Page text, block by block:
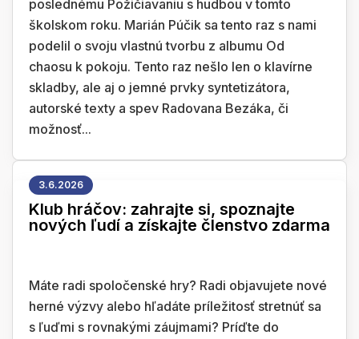
poslednému Požičiavaniu s hudbou v tomto
školskom roku. Marián Púčik sa tento raz s nami
podelil o svoju vlastnú tvorbu z albumu Od
chaosu k pokoju. Tento raz nešlo len o klavírne
skladby, ale aj o jemné prvky syntetizátora,
autorské texty a spev Radovana Bezáka, či
možnosť...
3.6.2026
Klub hráčov: zahrajte si, spoznajte
nových ľudí a získajte členstvo zdarma
Máte radi spoločenské hry? Radi objavujete nové
herné výzvy alebo hľadáte príležitosť stretnúť sa
s ľuďmi s rovnakými záujmami? Príďte do